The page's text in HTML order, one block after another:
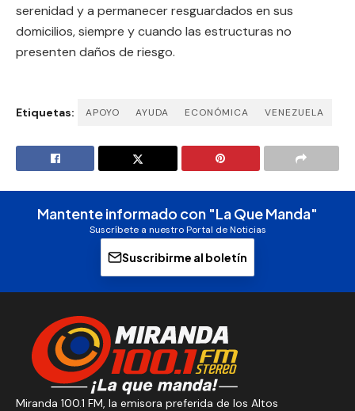
serenidad y a permanecer resguardados en sus
domicilios, siempre y cuando las estructuras no
presenten daños de riesgo.
Etiquetas: APOYO AYUDA ECONÓMICA VENEZUELA
Mantente informado con "La Que Manda"
Suscríbete a nuestro Portal de Noticias
Suscribirme al boletín
Miranda 100.1 FM, la emisora preferida de los Altos